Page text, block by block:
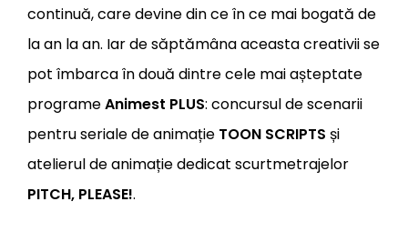
continuă, care devine din ce în ce mai bogată de
la an la an. Iar de săptămâna aceasta creativii se
pot îmbarca în două dintre cele mai așteptate
programeAnimest PLUS: concursul de scenarii
pentru seriale de animație TOON SCRIPTS și
atelierul de animație dedicat scurtmetrajelor
PITCH, PLEASE!.